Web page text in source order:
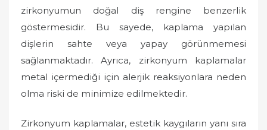
zirkonyumun doğal diş rengine benzerlik
göstermesidir. Bu sayede, kaplama yapılan
dişlerin sahte veya yapay görünmemesi
sağlanmaktadır. Ayrıca, zirkonyum kaplamalar
metal içermediği için alerjik reaksiyonlara neden
olma riski de minimize edilmektedir.
Zirkonyum kaplamalar, estetik kaygıların yanı sıra